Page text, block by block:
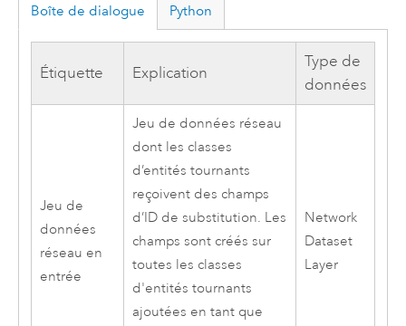
Boîte de dialogue Python
Étiquette Explication
Type de
données
Jeu de
données
réseau en
entrée
Jeu de données réseau
dont les classes
d’entités tournants
reçoivent des champs
d’ID de substitution. Les
champs sont créés sur
toutes les classes
d'entités tournants
ajoutées en tant que
Network
Dataset
Layer